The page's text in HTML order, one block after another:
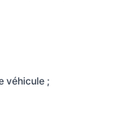
véhicule ;